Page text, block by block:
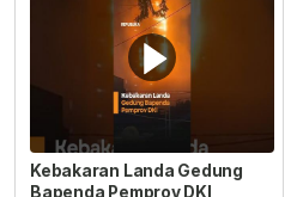
Kebakaran Landa Gedung
Bapenda Pemprov DKI